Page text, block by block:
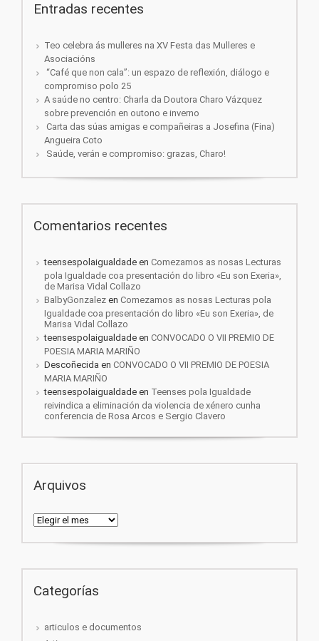
Entradas recentes
Teo celebra ás mulleres na XV Festa das Mulleres e
Asociacións
“Café que non cala”: un espazo de reflexión, diálogo e
compromiso polo 25
A saúde no centro: Charla da Doutora Charo Vázquez
sobre prevención en outono e inverno
Carta das súas amigas e compañeiras a Josefina (Fina)
Angueira Coto
Saúde, verán e compromiso: grazas, Charo!
Comentarios recentes
teensespolaigualdade en Comezamos as nosas Lecturas
pola Igualdade coa presentación do libro «Eu son Exeria»,
de Marisa Vidal Collazo
BalbyGonzalez en Comezamos as nosas Lecturas pola
Igualdade coa presentación do libro «Eu son Exeria», de
Marisa Vidal Collazo
teensespolaigualdade en CONVOCADO O VII PREMIO DE
POESIA MARIA MARIÑO
Descoñecida en CONVOCADO O VII PREMIO DE POESIA
MARIA MARIÑO
teensespolaigualdade en Teenses pola Igualdade
reivindica a eliminación da violencia de xénero cunha
conferencia de Rosa Arcos e Sergio Clavero
Arquivos
Arquivos
Categorías
articulos e documentos